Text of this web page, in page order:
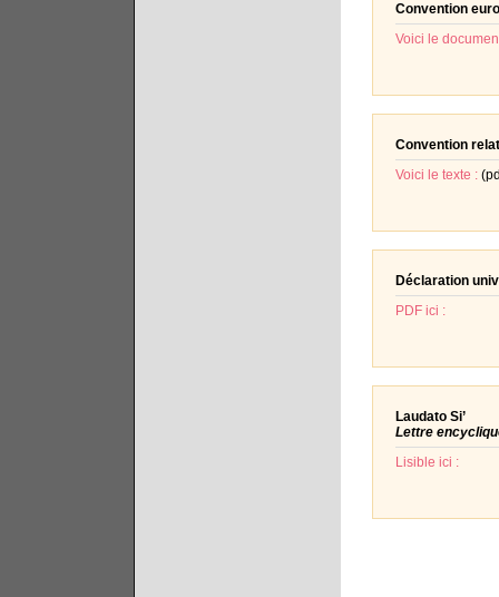
Convention
Voici le
Convention
Voici le texte :
Déclaration
PDF ici :
Laudato Si’
Lettre
Lisible ici :